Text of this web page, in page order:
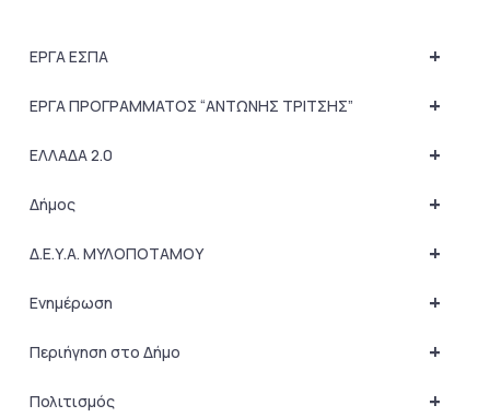
+
ΕΡΓΑ ΕΣΠΑ
+
ΕΡΓΑ ΠΡΟΓΡΑΜΜΑΤΟΣ “ΑΝΤΩΝΗΣ ΤΡΙΤΣΗΣ”
+
ΕΛΛΑΔΑ 2.0
+
Δήμος
+
Δ.Ε.Υ.Α. ΜΥΛΟΠΟΤΑΜΟΥ
+
Ενημέρωση
+
Περιήγηση στο Δήμο
+
Πολιτισμός